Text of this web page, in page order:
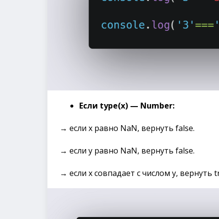
Если type(x) — Number:
→ если x равно NaN, вернуть false.
→ если y равно NaN, вернуть false.
→ если x совпадает с числом y, вернуть